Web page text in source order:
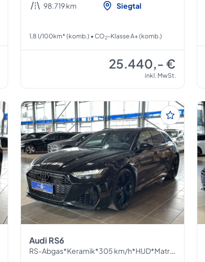
98.719 km
Siegtal
1,8 l/100km* (komb.) • CO2-Klasse A+ (komb.)
25.440,- €
inkl. MwSt.
Audi RS6
RS-Abgas*Keramik*305 km/h*HUD*Matrix*Memory